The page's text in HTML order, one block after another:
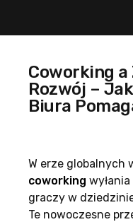
Coworking
Rozwój –
Biura
W erze globalnych
coworking
graczy w
Te nowoczesne